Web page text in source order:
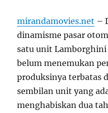
mirandamovies.net –
dinamisme pasar
satu unit Lamborghini
belum menemukan
produksinya terbatas
sembilan unit yang
menghabiskan dua